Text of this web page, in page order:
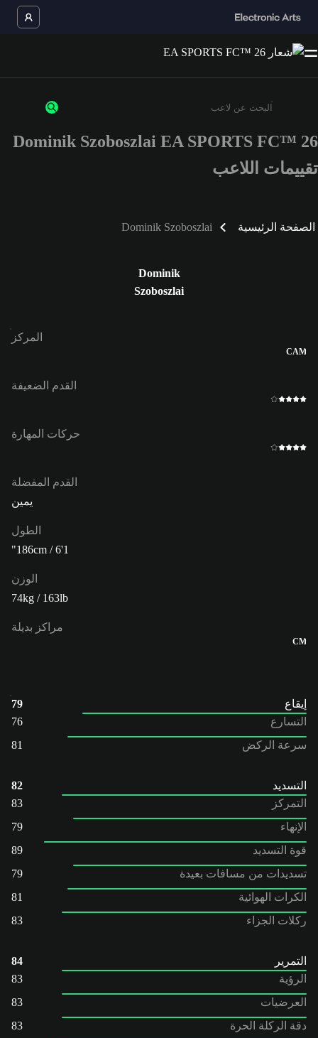
أدخل 3 أحرف أو أرقام على الأقل
Dominik Szoboszlai EA SPORTS FC™ 26
تقييمات اللاعب
الصفحة الرئيسية Dominik Szoboszlai
Dominik
Szoboszlai
المركز
CAM
القدم الضعيفة
حركات المهارة
القدم المفضلة
يمين
الطول
186cm / 6'1"
الوزن
74kg / 163lb
مراكز بديلة
CM
إيقاع
79
التسارع
76
سرعة الركض
81
التسديد
82
التمركز
83
الإنهاء
79
قوة التسديد
89
تسديدات من مسافات بعيدة
79
الكرات الهوائية
81
ركلات الجزاء
83
التمرير
84
الرؤية
83
العرضيات
83
دقة الركلة الحرة
83